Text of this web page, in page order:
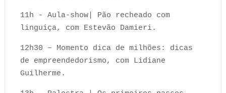
11h - Aula-show| Pão recheado com
linguiça, com Estevão Damieri.
12h30 – Momento dica de milhões: dicas
de empreendedorismo, com Lidiane
Guilherme.